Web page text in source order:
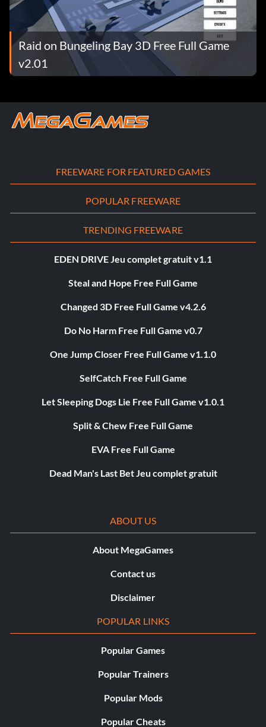
Raid on Bungeling Bay 3D Free Full Game
v2.01
FREEWARE FOR FEATURED GAMES
POPULAR FREEWARE
TRENDING FREEWARE
EDEN DRIVE Jeu complet gratuit v1.1
Steal and Hope Free Full Game
Changed 3D Free Full Game v4.2.6
Do No Harm Free Full Game v0.7
One Jump Closer Free Full Game v1.1.0
SelfCatch Free Full Game
Let Sleeping Dogs Lie Free Full Game v1.0.1
Split & Chew Free Full Game
EVA Free Full Game
Dead Man's Last Bet Jeu complet gratuit
ABOUT US
About MegaGames
Contact us
Disclaimer
POPULAR LINKS
Popular Games
Popular Trainers
Popular Mods
Popular Cheats